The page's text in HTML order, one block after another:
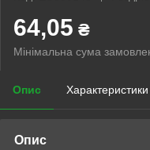
64,05 ₴
Мінімальна сума
Опис Характеристики
Опис